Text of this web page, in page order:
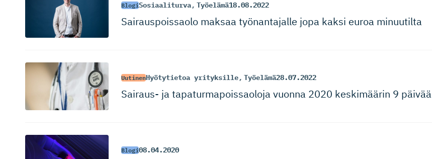
BlogiSosiaaliturva, Työelämä18.08.2022
Sairauspoissaolo maksaa työnantajalle jopa kaksi euroa minuutilta
UutinenHyötytietoa yrityksille, Työelämä28.07.2022
Sairaus- ja tapaturma­pois­saoloja vuonna 2020 keskimäärin 9 päivää
Blogi08.04.2020